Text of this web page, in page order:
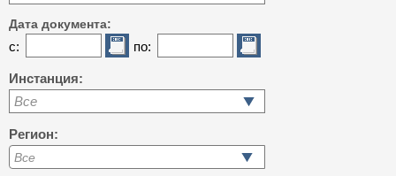
Дата документа:
с: по:
Инстанция:
Все
Регион: